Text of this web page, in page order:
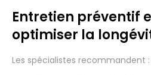
Entretien préventif
optimiser la
Les spécialistes recommandent :